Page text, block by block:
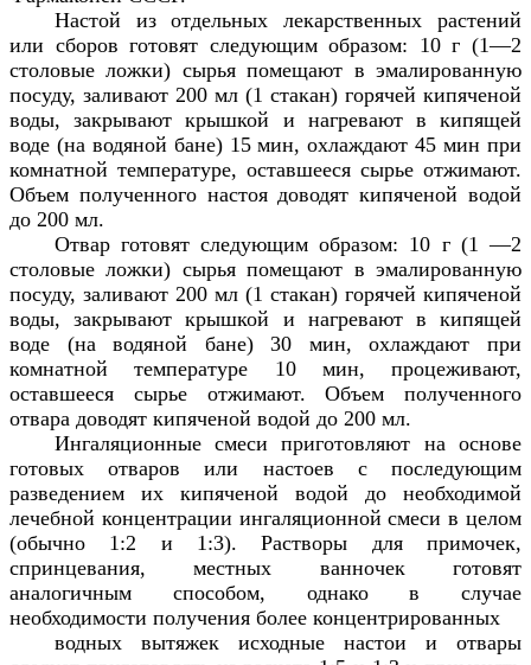
Настой из отдельных лекарственных растений
или сборов готовят следующим образом: 10 г (1—2
столовые ложки) сырья помещают в эмалированную
посуду, заливают 200 мл (1 стакан) горячей кипяченой
воды, закрывают крышкой и нагревают в кипящей
воде (на водяной бане) 15 мин, охлаждают 45 мин при
комнатной температуре, оставшееся сырье отжимают.
Объем полученного настоя доводят кипяченой водой
до 200 мл.
Отвар готовят следующим образом: 10 г (1 —2
столовые ложки) сырья помещают в эмалированную
посуду, заливают 200 мл (1 стакан) горячей кипяченой
воды, закрывают крышкой и нагревают в кипящей
воде (на водяной бане) 30 мин, охлаждают при
комнатной температуре 10 мин, процеживают,
оставшееся сырье отжимают. Объем полученного
отвара доводят кипяченой водой до 200 мл.
Ингаляционные смеси приготовляют на основе
готовых отваров или настоев с последующим
разведением их кипяченой водой до необходимой
лечебной концентрации ингаляционной смеси в целом
(обычно 1:2 и 1:3). Растворы для примочек,
спринцевания, местных ванночек готовят
аналогичным способом, однако в случае
необходимости получения более концентрированных
водных вытяжек исходные настои и отвары